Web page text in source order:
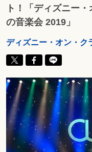
ト！「ディズニー
の音楽会 2019」
ディズニー・オン・ク